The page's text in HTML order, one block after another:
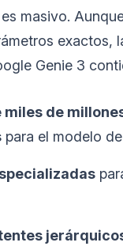
masivo.
exactos,
Genie 3
miles de
para el modelo